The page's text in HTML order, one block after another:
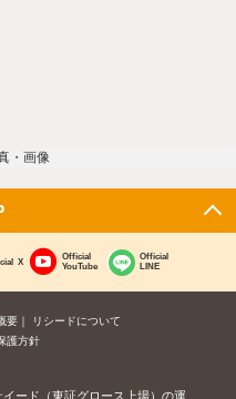
・画像
X
Official
YouTube
Official
LINE
要
リシードについて
護方針
ード（東証グロース上場）の運